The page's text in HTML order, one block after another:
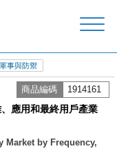
軍事與防禦
商品編碼 1914161
應用和最終用戶產業
Market by Frequency,